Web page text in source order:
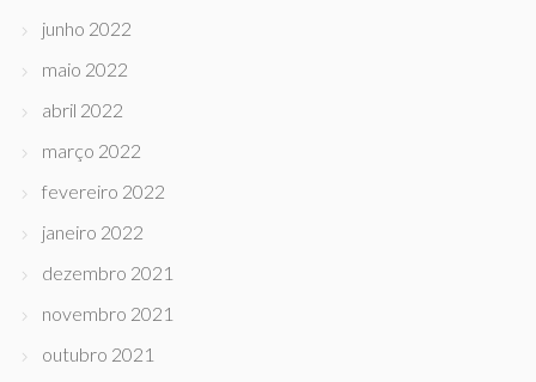
junho 2022
maio 2022
abril 2022
março 2022
fevereiro 2022
janeiro 2022
dezembro 2021
novembro 2021
outubro 2021